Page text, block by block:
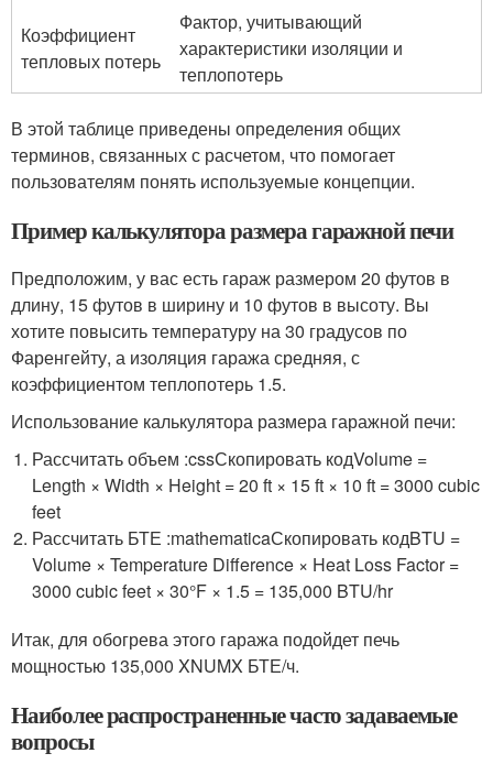
Коэффициент
тепловых потерь
Фактор, учитывающий
характеристики изоляции и
теплопотерь
В этой таблице приведены определения общих
терминов, связанных с расчетом, что помогает
пользователям понять используемые концепции.
Пример калькулятора размера гаражной печи
Предположим, у вас есть гараж размером 20 футов в
длину, 15 футов в ширину и 10 футов в высоту. Вы
хотите повысить температуру на 30 градусов по
Фаренгейту, а изоляция гаража средняя, ​​с
коэффициентом теплопотерь 1.5.
Использование калькулятора размера гаражной печи:
Рассчитать объем :cssСкопировать кодVolume =
Length × Width × Height = 20 ft × 15 ft × 10 ft = 3000 cubic
feet
Рассчитать БТЕ :mathematicaСкопировать кодBTU =
Volume × Temperature Difference × Heat Loss Factor =
3000 cubic feet × 30°F × 1.5 = 135,000 BTU/hr
Итак, для обогрева этого гаража подойдет печь
мощностью 135,000 XNUMX БТЕ/ч.
Наиболее распространенные часто задаваемые
вопросы